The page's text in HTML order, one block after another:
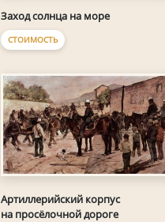
Заход солнца на море
СТОИМОСТЬ
Артиллерийский корпус
на просёлочной дороге